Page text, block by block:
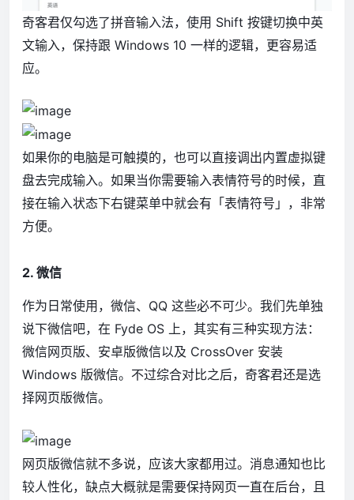
奇客君仅勾选了拼音输入法，使用 Shift 按键切换中英
文输入，保持跟 Windows 10 一样的逻辑，更容易适
应。
如果你的电脑是可触摸的，也可以直接调出内置虚拟键
盘去完成输入。如果当你需要输入表情符号的时候，直
接在输入状态下右键菜单中就会有「表情符号」，非常
方便。
2. 微信
作为日常使用，微信、QQ 这些必不可少。我们先单独
说下微信吧，在 Fyde OS 上，其实有三种实现方法：
微信网页版、安卓版微信以及 CrossOver 安装
Windows 版微信。不过综合对比之后，奇客君还是选
择网页版微信。
网页版微信就不多说，应该大家都用过。消息通知也比
较人性化，缺点大概就是需要保持网页一直在后台，且